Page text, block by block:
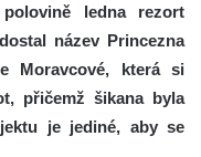
ledna rezort
název Princezna
Moravcové, která si
přičemž šikana byla
je jediné, aby se